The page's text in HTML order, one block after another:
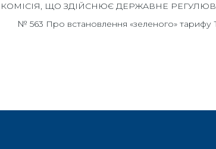
ЩО ЗДІЙСНЮЄ ДЕРЖАВНЕ
Про встановлення «зеленого» тарифу ТОВ